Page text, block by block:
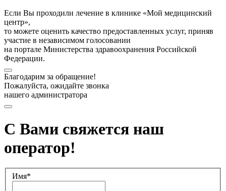
Если Вы проходили лечение в клинике «Мой медицинский
центр»,
то можете оценить качество предоставленных услуг, приняв
участие в независимом голосовании
на портале Министерства здравоохранения Российской
Федерации.
Благодарим за обращение!
Пожалуйста, ожидайте звонка
нашего администратора
С Вами свяжется наш
оператор!
Имя*